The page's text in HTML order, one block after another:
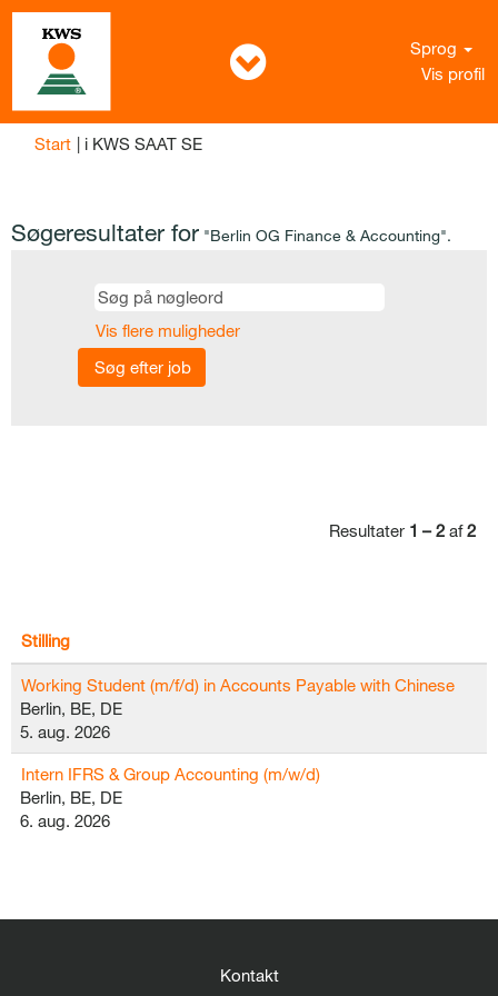
Sprog
Vis profil
Start | i KWS SAAT SE(aktuel
Søgeresultater for "Berlin OG Finance & Accounting".
Vis flere muligheder
Resultater 1 – 2 af2
Stilling
Working Student (m/f/d) in Accounts Payable with Chinese
Berlin, BE, DE
5. aug. 2026
Intern IFRS & Group Accounting (m/w/d)
Berlin, BE, DE
6. aug. 2026
Kontakt